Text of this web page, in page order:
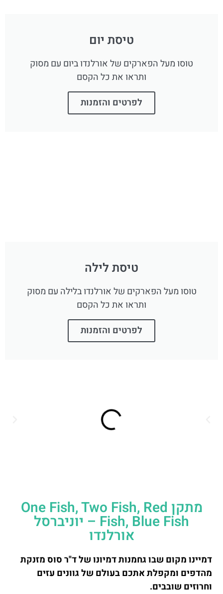
טיסת יום
טוסו מעל הפארקים של אורלנדו ביום עם מסוק
ותראו את כל הקסם
לפרטים והזמנות
טיסת לילה
טוסו מעל הפארקים של אורלנדו בלילה עם מסוק
ותראו את כל הקסם
לפרטים והזמנות
מתקן One Fish, Two Fish, Red
Fish, Blue Fish – יוניברסל
אורלנדו
דמיינו מקום שבו גחמנות דמיונו של ד"ר סוס מזנקת
מהדפים ומקפלת אתכם בעולם של גוונים עזים
וחרוזים שובבים.